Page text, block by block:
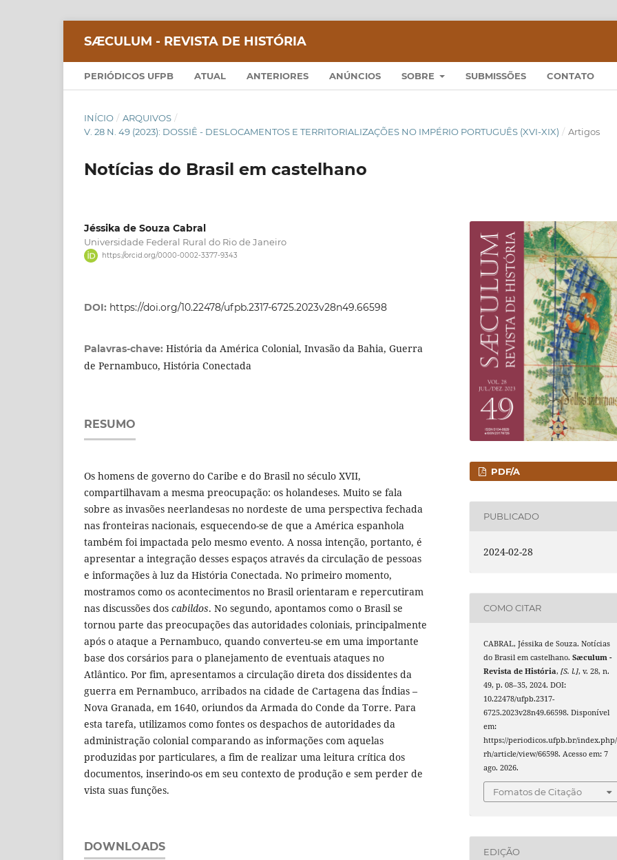
SÆCULUM - REVISTA DE HISTÓRIA
PERIÓDICOS UFPB ATUAL ANTERIORES ANÚNCIOS SOBRE SUBMISSÕES CONTATO
INÍCIO / ARQUIVOS /
V. 28 N. 49 (2023): DOSSIÊ - DESLOCAMENTOS E TERRITORIALIZAÇÕES NO IMPÉRIO PORTUGUÊS (XVI-XIX) / Artigos
Notícias do Brasil em castelhano
Jéssika de Souza Cabral
Universidade Federal Rural do Rio de Janeiro
https://orcid.org/0000-0002-3377-9343
DOI: https://doi.org/10.22478/ufpb.2317-6725.2023v28n49.66598
Palavras-chave: História da América Colonial, Invasão da Bahia, Guerra
de Pernambuco, História Conectada
RESUMO
Os homens de governo do Caribe e do Brasil no século XVII,
compartilhavam a mesma preocupação: os holandeses. Muito se fala
sobre as invasões neerlandesas no nordeste de uma perspectiva fechada
nas fronteiras nacionais, esquecendo-se de que a América espanhola
também foi impactada pelo mesmo evento. A nossa intenção, portanto, é
apresentar a integração desses espaços através da circulação de pessoas
e informações à luz da História Conectada. No primeiro momento,
mostramos como os acontecimentos no Brasil orientaram e repercutiram
nas discussões dos cabildos. No segundo, apontamos como o Brasil se
tornou parte das preocupações das autoridades coloniais, principalmente
após o ataque a Pernambuco, quando converteu-se em uma importante
base dos corsários para o planejamento de eventuais ataques no
Atlântico. Por fim, apresentamos a circulação direta dos dissidentes da
guerra em Pernambuco, arribados na cidade de Cartagena das Índias –
Nova Granada, em 1640, oriundos da Armada do Conde da Torre. Para
esta tarefa, utilizamos como fontes os despachos de autoridades da
administração colonial comparando as informações com aquelas
produzidas por particulares, a fim de realizar uma leitura crítica dos
documentos, inserindo-os em seu contexto de produção e sem perder de
vista suas funções.
DOWNLOADS
PDF/A
PUBLICADO
2024-02-28
COMO CITAR
CABRAL, Jéssika de Souza. Notícias
do Brasil em castelhano.Sæculum -
Revista de História,[S. l.], v. 28, n.
49, p. 08–35, 2024. DOI:
10.22478/ufpb.2317-
6725.2023v28n49.66598. Disponível
em:
https://periodicos.ufpb.br/
rh/article/view/66598. Acesso em: 7
ago. 2026.
Fomatos de Citação
EDIÇÃO